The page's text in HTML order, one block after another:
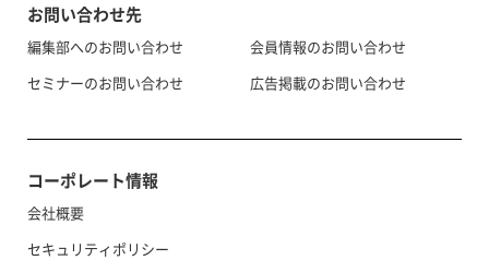
お問い合わせ先
編集部へのお問い合わせ
セミナーのお問い合わせ
会員情報のお問い合わせ
広告掲載のお問い合わせ
コーポレート情報
会社概要
セキュリティポリシー